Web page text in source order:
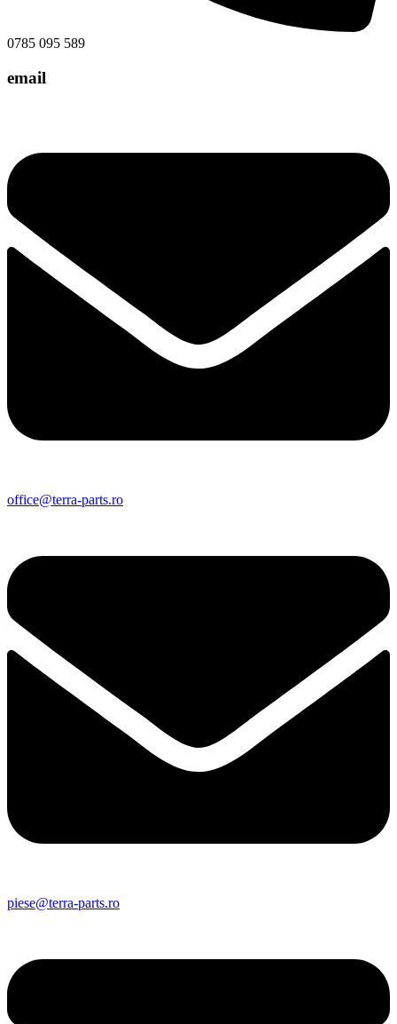
0785 095 589
email
office@terra-parts.ro
piese@terra-parts.ro